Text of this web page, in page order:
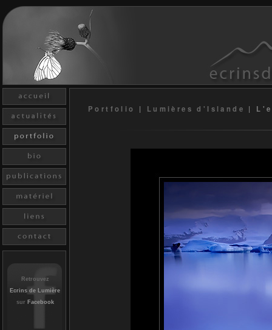
Retrouvez
Ecrins de Lumière
sur Facebook
Portfolio | Lumières d'Islande |